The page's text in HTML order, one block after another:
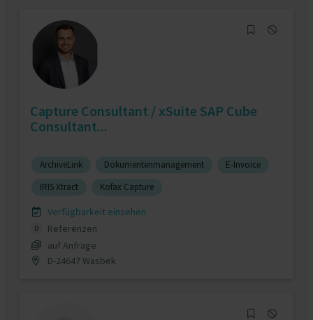
Capture Consultant / xSuite SAP Cube
Consultant...
ArchiveLink Dokumentenmanagement
E-Invoice
IRIS Xtract
Kofax Capture
Verfügbarkeit einsehen
0
Referenzen
auf Anfrage
D-24647 Wasbek